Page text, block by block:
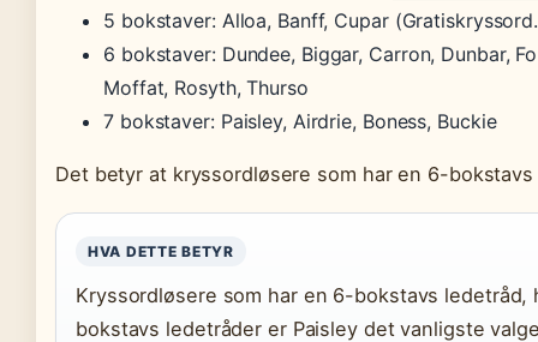
5 bokstaver: Alloa, Banff, Cupar
6 bokstaver: Dundee, Biggar, Carron, Dunbar,
Moffat, Rosyth, Thurso
7 bokstaver: Paisley, Airdrie, Boness, Buckie
Det betyr at kryssordløsere som har en 6-
HVA DETTE BETYR
Kryssordløsere som har en 6-bokstavs ledetråd,
bokstavs ledetråder er Paisley det vanligste